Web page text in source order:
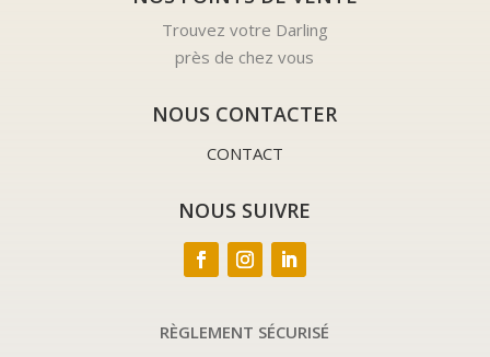
Trouvez votre Darling
près de chez vous
NOUS CONTACTER
CONTACT
NOUS SUIVRE
RÈGLEMENT SÉCURISÉ